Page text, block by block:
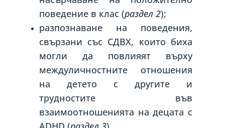
поведение в клас (раздел 2);
разпознаване на поведения,
свързани със СДВХ, които биха
могли да повлияят върху
междуличностните отношения
на детето с другите и
трудностите във
взаимоотношенията на децата с